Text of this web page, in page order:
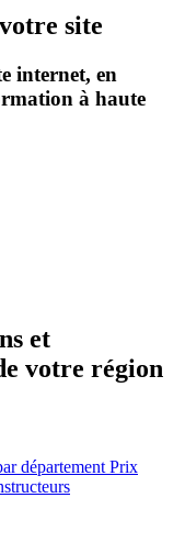
site
internet, en
à haute
et
votre région
département Prix